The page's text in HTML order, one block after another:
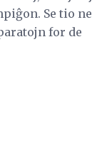
Se tio ne
for de